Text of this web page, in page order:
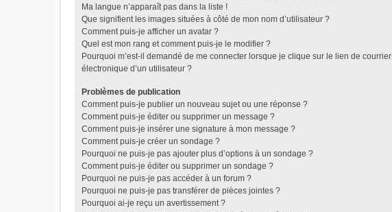
Ma langue n’apparaît pas dans la liste !
Que signifient les images situées à côté de mon nom d’utilisateur ?
Comment puis-je afficher un avatar ?
Quel est mon rang et comment puis-je le modifier ?
Pourquoi m’est-il demandé de me connecter lorsque je clique sur le lien de courrier
électronique d’un utilisateur ?
Problèmes de publication
Comment puis-je publier un nouveau sujet ou une réponse ?
Comment puis-je éditer ou supprimer un message ?
Comment puis-je insérer une signature à mon message ?
Comment puis-je créer un sondage ?
Pourquoi ne puis-je pas ajouter plus d’options à un sondage ?
Comment puis-je éditer ou supprimer un sondage ?
Pourquoi ne puis-je pas accéder à un forum ?
Pourquoi ne puis-je pas transférer de pièces jointes ?
Pourquoi ai-je reçu un avertissement ?